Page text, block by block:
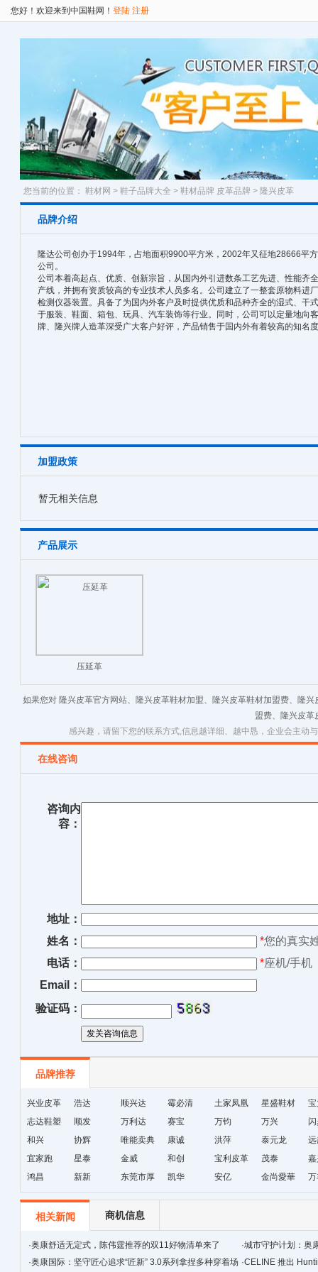
您好！欢迎来到中国鞋网！ 登陆 注册
您当前的位置： 鞋材网 > 鞋子品牌大全 > 鞋材品牌 皮革品牌 > 隆兴皮革
品牌介绍
隆达公司创办于1994年，占地面积9900平方米，2002年又征地28666平
公司。
公司本着高起点、优质、创新宗旨，从国内外引进数条工艺先进、性能齐
产线，并拥有资质较高的专业技术人员多名。公司建立了一整套原物料进
检测仪器装置。具备了为国内外客户及时提供优质和品种齐全的湿式、干
于服装、鞋面、箱包、玩具、汽车装饰等行业。同时，公司可以定量地向
牌、隆兴牌人造革深受广大客户好评，产品销售于国内外有着较高的知名
加盟政策
暂无相关信息
产品展示
压延革
如果您对 隆兴皮革官方网站、隆兴皮革鞋材加盟、隆兴皮革鞋材加盟费、隆
盟费、隆兴皮革
感兴趣，请留下您的联系方式,信息越详细、越中恳，企业会主动
在线咨询
咨询内
容：
地址：
姓名：
*您的真实
电话：
*座机/手机
Email：
验证码：
品牌推荐
兴业皮革 浩达 顺兴达 霉必清
土家凤凰
十字绣鞋
垫厂
星盛鞋材
志达鞋塑
顺发 万利达 赛宝 万钧 万兴
和兴
协辉 唯能卖典 康诚 洪萍 泰元龙
宜家跑
星泰 金威 和创 宝利皮革 茂泰
鸿昌
新新
东莞市厚
街天逸皮
革
凯华 安亿 金尚愛華
相关新闻 商机信息
·奥康舒适无定式，陈伟霆推荐的双11好物清单来了 ·城市守护计划：奥
·奥康国际：坚守匠心追求“匠新” 3.0系列拿捏多种穿着场 ·CELINE 推出